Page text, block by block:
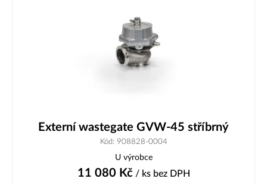
Externí wastegate GVW-45 stříbrný
Kód: 908828-0004
U výrobce
11 080 Kč/ ks bez DPH